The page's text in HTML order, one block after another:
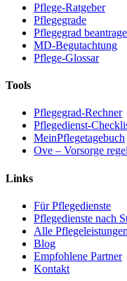
Pflege-Ratgeber
Pflegegrade
Pflegegrad
MD-Begutachtung
Pflege-Glossar
Tools
Pflegegrad-Rechner
Pflegedienst-
MeinPflegetagebuch
Ove – Vorsorge
Links
Für Pflegedienste
Pflegedienste nach
Alle Pflegeleistungen
Blog
Empfohlene Partner
Kontakt